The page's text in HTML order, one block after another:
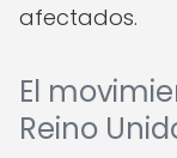
afectados.
El
Reino